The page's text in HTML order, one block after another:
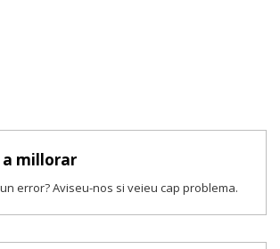
a millorar
error? Aviseu-nos si veieu cap problema.